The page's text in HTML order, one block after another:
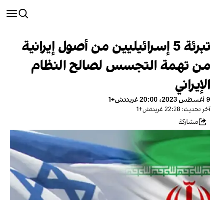
تبرئة 5 إسرائيليين من أصول إيرانية
من تهمة التجسس لصالح النظام
الإيراني
9 أغسطس 2023، 20:00 غرينتش+1
آخر تحديث: 22:28 غرينتش+1
مشاركة